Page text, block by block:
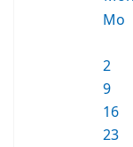
Mo
2
9
16
23